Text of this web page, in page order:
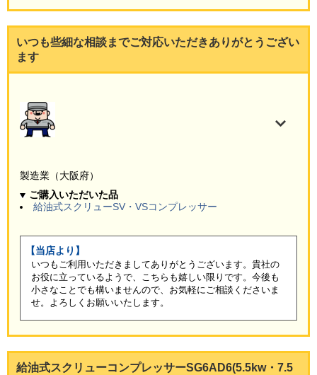
いつも些細な相談までご対応いただきありがとうござい
ます
製造業（大阪府）
ご購入いただいた品
給油式スクリューSV・VSコンプレッサー
【当店より】
いつもご利用いただきましてありがとうございます。貴社の
お役に立っているようで、こちらも嬉しい限りです。今後も
小さなことでも構いませんので、お気軽にご相談くださいま
せ。よろしくお願いいたします。
給油式スクリューコンプレッサーSG6AD6(5.5kw・7.5